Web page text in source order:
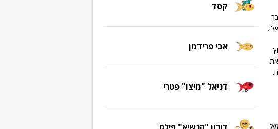
קסד
אבי פרידמן
דניאל "מיצו" פטרי